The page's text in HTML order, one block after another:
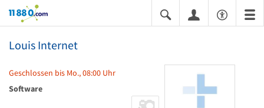
11880.com
Louis Internet
Geschlossen bis Mo., 08:00 Uhr
Software